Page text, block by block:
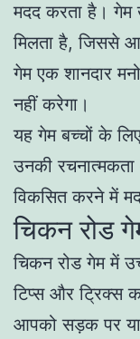
मदद करता है।
मिलता है, जिससे
गेम एक शानदार
नहीं करेगा।
यह गेम बच्चों के
उनकी
विकसित करने में
चिकन रोड
चिकन रोड गेम में
टिप्स और ट्रिक्स
आपको सड़क पर